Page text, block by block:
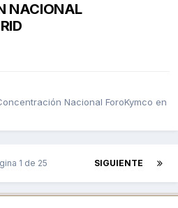
NACIONAL
Nacional ForoKymco en
SIGUIENTE
1 de 25